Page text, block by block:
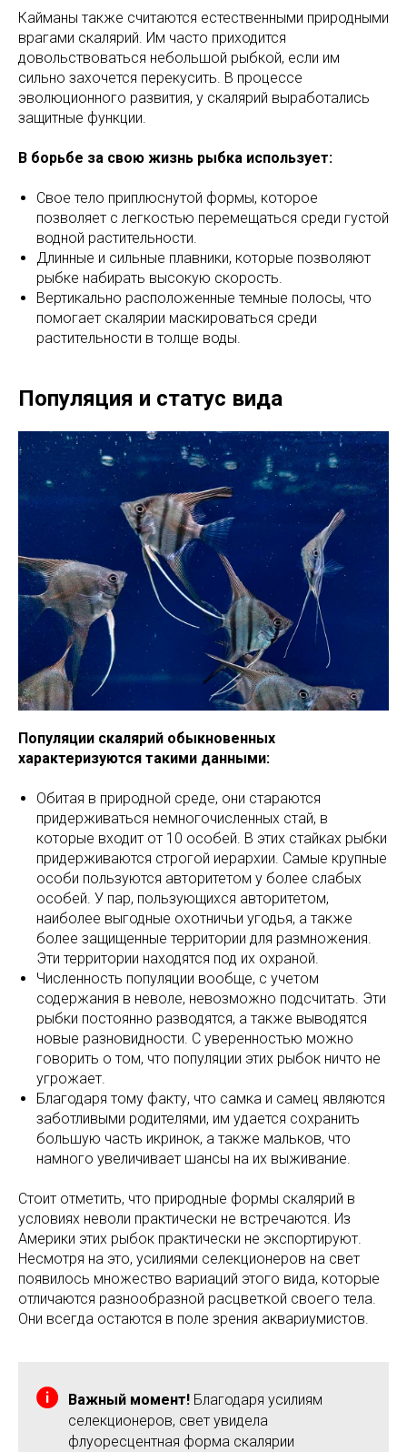
Кайманы также считаются естественными природными
врагами скалярий. Им часто приходится
довольствоваться небольшой рыбкой, если им
сильно захочется перекусить. В процессе
эволюционного развития, у скалярий выработались
защитные функции.
В борьбе за свою жизнь рыбка использует:
Свое тело приплюснутой формы, которое
позволяет с легкостью перемещаться среди густой
водной растительности.
Длинные и сильные плавники, которые позволяют
рыбке набирать высокую скорость.
Вертикально расположенные темные полосы, что
помогает скалярии маскироваться среди
растительности в толще воды.
Популяция и статус вида
Популяции скалярий обыкновенных
характеризуются такими данными:
Обитая в природной среде, они стараются
придерживаться немногочисленных стай, в
которые входит от 10 особей. В этих стайках рыбки
придерживаются строгой иерархии. Самые крупные
особи пользуются авторитетом у более слабых
особей. У пар, пользующихся авторитетом,
наиболее выгодные охотничьи угодья, а также
более защищенные территории для размножения.
Эти территории находятся под их охраной.
Численность популяции вообще, с учетом
содержания в неволе, невозможно подсчитать. Эти
рыбки постоянно разводятся, а также выводятся
новые разновидности. С уверенностью можно
говорить о том, что популяции этих рыбок ничто не
угрожает.
Благодаря тому факту, что самка и самец являются
заботливыми родителями, им удается сохранить
большую часть икринок, а также мальков, что
намного увеличивает шансы на их выживание.
Стоит отметить, что природные формы скалярий в
условиях неволи практически не встречаются. Из
Америки этих рыбок практически не экспортируют.
Несмотря на это, усилиями селекционеров на свет
появилось множество вариаций этого вида, которые
отличаются разнообразной расцветкой своего тела.
Они всегда остаются в поле зрения аквариумистов.
Важный момент! Благодаря усилиям
селекционеров, свет увидела
флуоресцентная форма скалярии